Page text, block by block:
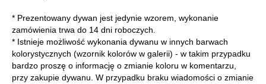
* Prezentowany dywan jest jedynie wzorem, wykonanie
zamówienia trwa do 14 dni roboczych.
* Istnieje możliwość wykonania dywanu w innych barwach
kolorystycznych (wzornik kolorów w galerii) - w takim przypadku
bardzo proszę o informację o zmianie koloru w komentarzu,
przy zakupie dywanu. W przypadku braku wiadomości o zmianie